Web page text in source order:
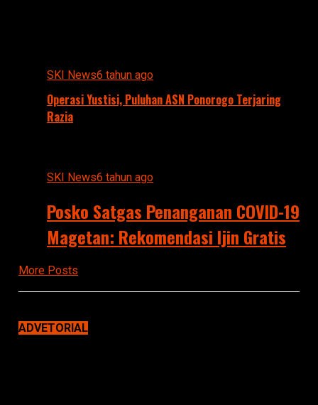
SKI News6 tahun ago
Operasi Yustisi, Puluhan ASN Ponorogo Terjaring
Razia
SKI News6 tahun ago
Posko Satgas Penanganan COVID-19
Magetan: Rekomendasi Ijin Gratis
More Posts
ADVETORIAL